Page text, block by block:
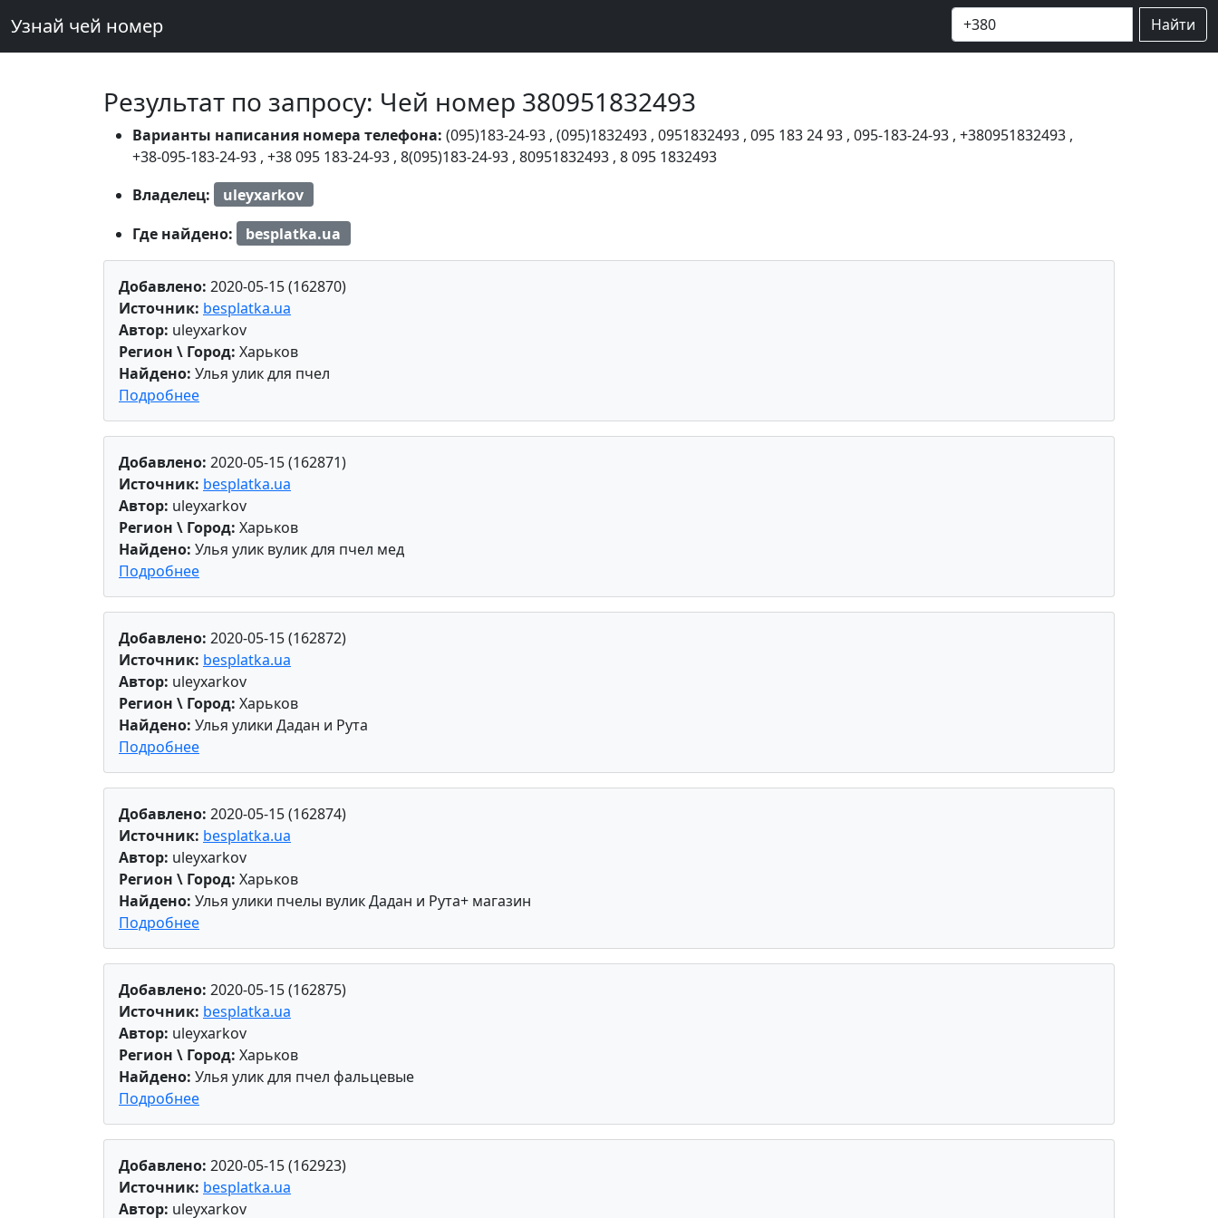
Узнай чей номер Найти
Результат по запросу: Чей номер 380951832493
Варианты написания номера телефона: (095)183-24-93 , (095)1832493 , 0951832493 , 095 183 24 93 , 095-183-24-93 , +380951832493 ,
+38-095-183-24-93 , +38 095 183-24-93 , 8(095)183-24-93 , 80951832493 , 8 095 1832493
Владелец:
uleyxarkov
Где найдено:
besplatka.ua
Добавлено: 2020-05-15 (162870)
Источник: besplatka.ua
Автор: uleyxarkov
Регион \ Город: Харьков
Найдено: Улья улик для пчел
Подробнее
Добавлено: 2020-05-15 (162871)
Источник: besplatka.ua
Автор: uleyxarkov
Регион \ Город: Харьков
Найдено: Улья улик вулик для пчел мед
Подробнее
Добавлено: 2020-05-15 (162872)
Источник: besplatka.ua
Автор: uleyxarkov
Регион \ Город: Харьков
Найдено: Улья улики Дадан и Рута
Подробнее
Добавлено: 2020-05-15 (162874)
Источник: besplatka.ua
Автор: uleyxarkov
Регион \ Город: Харьков
Найдено: Улья улики пчелы вулик Дадан и Рута+ магазин
Подробнее
Добавлено: 2020-05-15 (162875)
Источник: besplatka.ua
Автор: uleyxarkov
Регион \ Город: Харьков
Найдено: Улья улик для пчел фальцевые
Подробнее
Добавлено: 2020-05-15 (162923)
Источник: besplatka.ua
Автор: uleyxarkov